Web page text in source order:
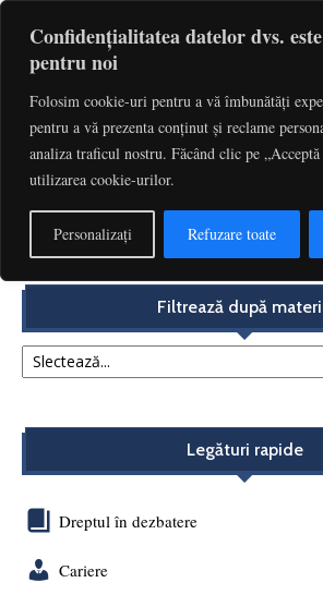
Confidențialitatea datelor dvs.
pentru noi
Folosim cookie-uri pentru a vă îmbunătăți
pentru a vă prezenta conținut și reclame
analiza traficul nostru. Făcând clic pe
utilizarea cookie-urilor.
Personalizați Refuzare toate
Etichetă: Notificarea De
Efectul suspensiv al notificării de
în Decizia Curții Constituționale nr....
Redactia - decembrie 4, 2017
Filtrează după
Legături rapide
Dreptul în dezbatere
Cariere